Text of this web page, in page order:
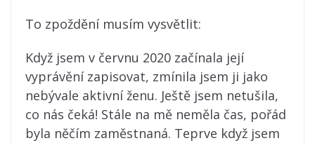
To zpoždění musím vysvětlit:
Když jsem v červnu 2020 začínala její
vyprávění zapisovat, zmínila jsem ji jako
nebývale aktivní ženu. Ještě jsem netušila,
co nás čeká! Stále na mě neměla čas, pořád
byla něčím zaměstnaná. Teprve když jsem